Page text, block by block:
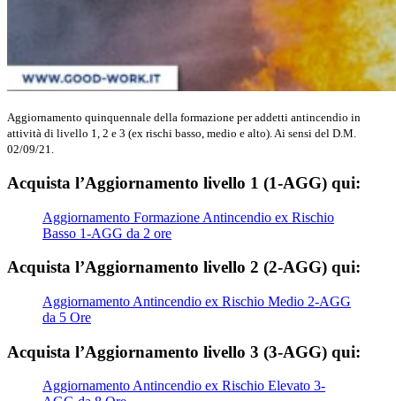
Aggiornamento quinquennale della formazione per addetti antincendio in
attività di livello 1, 2 e 3 (ex rischi basso, medio e alto). Ai sensi del D.M.
02/09/21.
Acquista l’Aggiornamento livello 1 (1-AGG) qui:
Aggiornamento Formazione Antincendio ex Rischio
Basso 1-AGG da 2 ore
Acquista l’Aggiornamento livello 2 (2-AGG) qui:
Aggiornamento Antincendio ex Rischio Medio 2-AGG
da 5 Ore
Acquista l’Aggiornamento livello 3 (3-AGG) qui:
Aggiornamento Antincendio ex Rischio Elevato 3-